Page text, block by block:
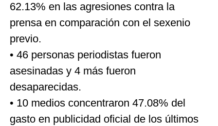
62.13% en las agresiones contra la
prensa en comparación con el sexenio
previo.
• 46 personas periodistas fueron
asesinadas y 4 más fueron
desaparecidas.
• 10 medios concentraron 47.08% del
gasto en publicidad oficial de los últimos